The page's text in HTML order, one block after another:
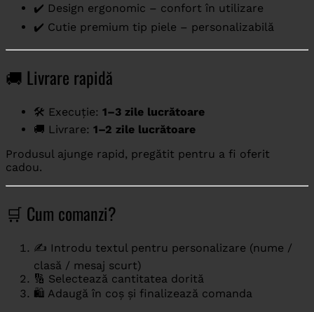
✔️ Design ergonomic – confort în utilizare
✔️ Cutie premium tip piele – personalizabilă
🚚 Livrare rapidă
🛠️ Execuție: 1–3 zile lucrătoare
🚚 Livrare: 1–2 zile lucrătoare
Produsul ajunge rapid, pregătit pentru a fi oferit
cadou.
🛒 Cum comanzi?
✍️ Introdu textul pentru personalizare (nume /
clasă / mesaj scurt)
🔢 Selectează cantitatea dorită
🛍️ Adaugă în coș și finalizează comanda